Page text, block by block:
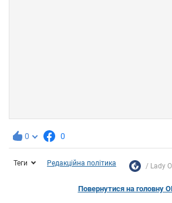
0 0
Теги Редакційна політика Lady
Повернутися на головну